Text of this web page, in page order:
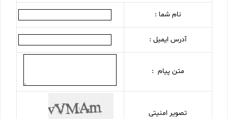
نام شما :
آدرس ایمیل :
متن پیام :
تصویر امنیتی